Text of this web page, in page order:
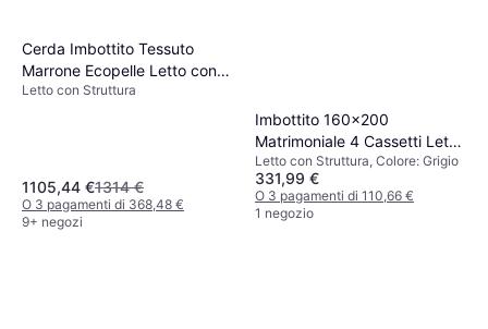
Cerda Imbottito Tessuto
Marrone Ecopelle Letto con
Struttura
Letto con Struttura
1105,44 €1314 €
O 3 pagamenti di 368,48 €
9+ negozi
Imbottito 160x200
Matrimoniale 4 Cassetti Letto
con Struttura
Letto con Struttura, Colore: Grigio
331,99 €
O 3 pagamenti di 110,66 €
1 negozio